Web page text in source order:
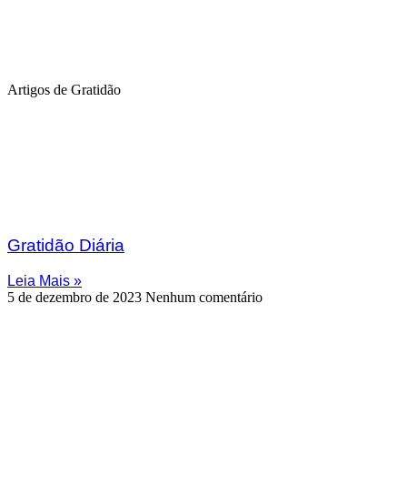
Artigos de Gratidão
Gratidão Diária
Leia Mais »
5 de dezembro de 2023 Nenhum comentário